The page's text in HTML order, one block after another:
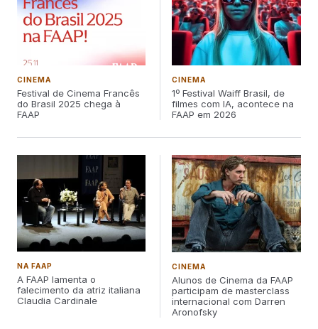
CINEMA
Festival de Cinema Francês
do Brasil 2025 chega à
FAAP
CINEMA
1º Festival Waiff Brasil, de
filmes com IA, acontece na
FAAP em 2026
NA FAAP
A FAAP lamenta o
falecimento da atriz italiana
Claudia Cardinale
CINEMA
Alunos de Cinema da FAAP
participam de masterclass
internacional com Darren
Aronofsky